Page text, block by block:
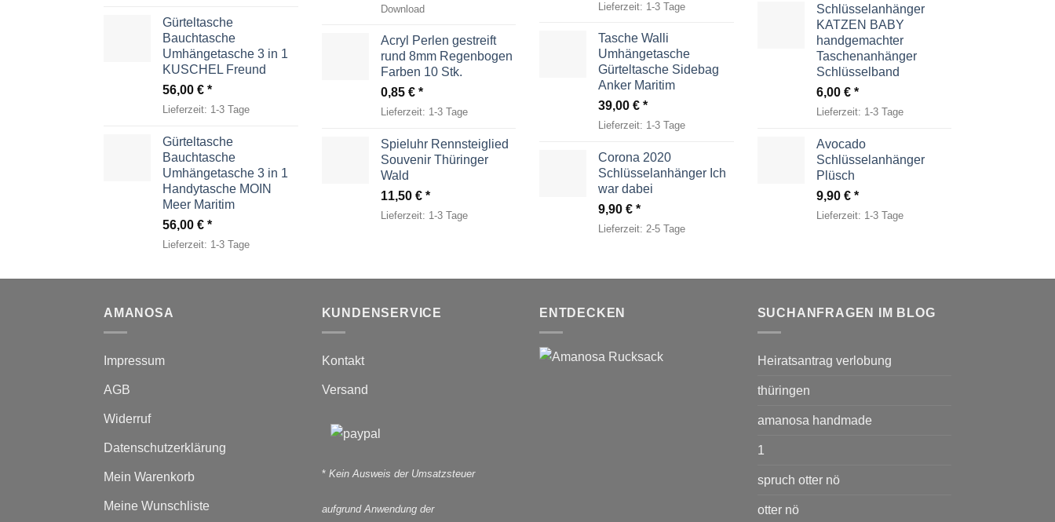
Gürteltasche
Bauchtasche
Umhängetasche 3 in 1
KUSCHEL Freund
56,00 €
Lieferzeit: 1-3 Tage
Gürteltasche
Bauchtasche
Umhängetasche 3 in 1
Handytasche MOIN
Meer Maritim
56,00 €
Lieferzeit: 1-3 Tage
Download
Acryl Perlen gestreift
rund 8mm Regenbogen
Farben 10 Stk.
0,85 €
Lieferzeit: 1-3 Tage
Spieluhr Rennsteiglied
Souvenir Thüringer
Wald
11,50 €
Lieferzeit: 1-3 Tage
Lieferzeit: 1-3 Tage
Tasche Walli
Umhängetasche
Gürteltasche Sidebag
Anker Maritim
39,00 €
Lieferzeit: 1-3 Tage
Corona 2020
Schlüsselanhänger Ich
war dabei
9,90 €
Lieferzeit: 2-5 Tage
Schlüsselanhänger
KATZEN BABY
handgemachter
Taschenanhänger
Schlüsselband
6,00 €
Lieferzeit: 1-3 Tage
Avocado
Schlüsselanhänger
Plüsch
9,90 €
Lieferzeit: 1-3 Tage
AMANOSA
Impressum
AGB
Widerruf
Datenschutzerklärung
Mein Warenkorb
Meine Wunschliste
KUNDENSERVICE
Kontakt
Versand
* Kein Ausweis der Umsatzsteuer
aufgrund Anwendung der
ENTDECKEN SUCHANFRAGEN IM BLOG
Heiratsantrag verlobung
thüringen
amanosa handmade
1
spruch otter nö
otter nö